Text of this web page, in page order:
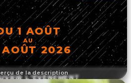
de la description
1 AOÛT
AU
AOÛT 2026
L'ÉVÉNEMENT